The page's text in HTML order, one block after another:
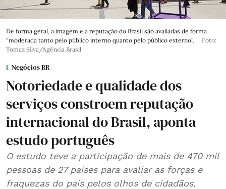
De forma geral, a imagem e a reputação do Brasil são avaliadas de forma
“moderada tanto pelo público interno quanto pelo público externo”.
Foto:
Tomaz Silva/Agência Brasil
Negócios BR
Notoriedade e qualidade dos
serviços constroem reputação
internacional do Brasil, aponta
estudo português
O estudo teve a participação de mais de 470 mil
pessoas de 27 países para avaliar as forças e
fraquezas do país pelos olhos de cidadãos,